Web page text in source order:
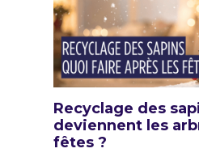
Recyclage des
deviennent les
fêtes ?